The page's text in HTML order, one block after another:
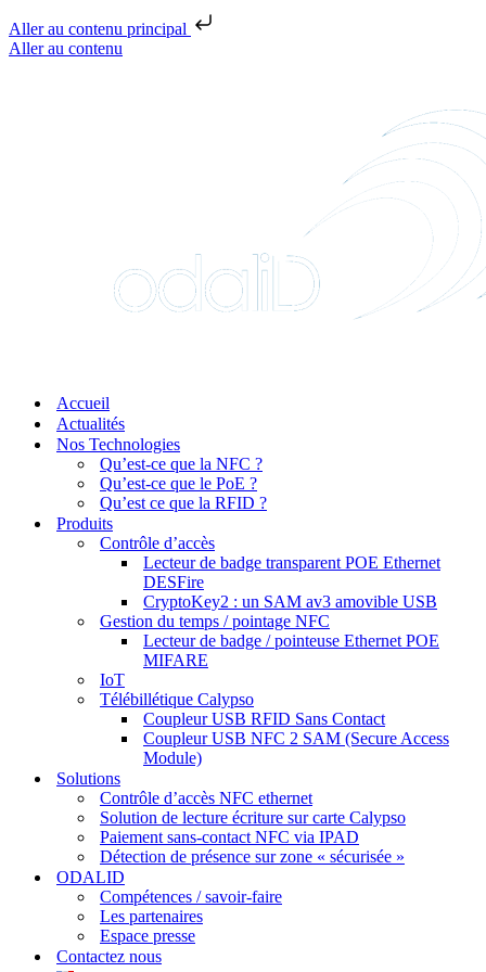
Aller au contenu principal
Aller au contenu
Accueil
Actualités
Nos Technologies
Qu’est-ce que la NFC ?
Qu’est-ce que le PoE ?
Qu’est ce que la RFID ?
Produits
Contrôle d’accès
Lecteur de badge transparent POE Ethernet
DESFire
CryptoKey2 : un SAM av3 amovible USB
Gestion du temps / pointage NFC
Lecteur de badge / pointeuse Ethernet POE
MIFARE
IoT
Télébillétique Calypso
Coupleur USB RFID Sans Contact
Coupleur USB NFC 2 SAM (Secure Access
Module)
Solutions
Contrôle d’accès NFC ethernet
Solution de lecture écriture sur carte Calypso
Paiement sans-contact NFC via IPAD
Détection de présence sur zone « sécurisée »
ODALID
Compétences / savoir-faire
Les partenaires
Espace presse
Contactez nous